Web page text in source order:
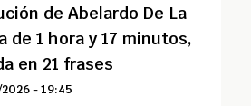
de Abelardo De La
de 1 hora y 17 minutos,
en 21 frases
- 19:45